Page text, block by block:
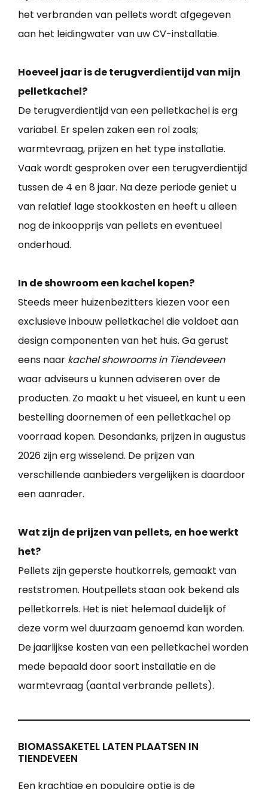
het verbranden van pellets wordt afgegeven
aan het leidingwater van uw CV-installatie.
Hoeveel jaar is de terugverdientijd van mijn
pelletkachel?
De terugverdientijd van een pelletkachel is erg
variabel. Er spelen zaken een rol zoals;
warmtevraag, prijzen en het type installatie.
Vaak wordt gesproken over een terugverdientijd
tussen de 4 en 8 jaar. Na deze periode geniet u
van relatief lage stookkosten en heeft u alleen
nog de inkoopprijs van pellets en eventueel
onderhoud.
In de showroom een kachel kopen?
Steeds meer huizenbezitters kiezen voor een
exclusieve inbouw pelletkachel die voldoet aan
design componenten van het huis. Ga gerust
eens naar kachel showrooms in Tiendeveen
waar adviseurs u kunnen adviseren over de
producten. Zo maakt u het visueel, en kunt u een
bestelling doornemen of een pelletkachel op
voorraad kopen. Desondanks, prijzen in augustus
2026 zijn erg wisselend. De prijzen van
verschillende aanbieders vergelijken is daardoor
een aanrader.
Wat zijn de prijzen van pellets, en hoe werkt
het?
Pellets zijn geperste houtkorrels, gemaakt van
reststromen. Houtpellets staan ook bekend als
pelletkorrels. Het is niet helemaal duidelijk of
deze vorm wel duurzaam genoemd kan worden.
De jaarlijkse kosten van een pelletkachel worden
mede bepaald door soort installatie en de
warmtevraag (aantal verbrande pellets).
BIOMASSAKETEL LATEN PLAATSEN IN
TIENDEVEEN
Een krachtige en populaire optie is de